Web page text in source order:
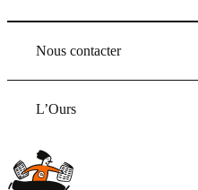
Nous contacter
L’Ours